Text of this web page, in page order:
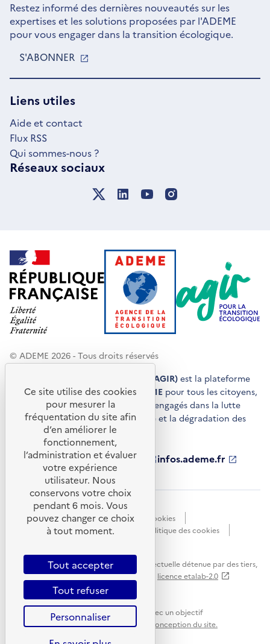
Restez informé des dernières nouveautés sur les
expertises et les solutions proposées par l'ADEME
pour vous engager dans la transition écologique.
S'ABONNER
UNE
Liens utiles
Aide et contact
Flux RSS
Qui sommes-nous ?
Réseaux sociaux
© ADEME 2026 - Tous droits réservés
Agir pour la transition écologique (AGIR) est la plateforme
de conseils et de services de l'ADEME pour tous les citoyens,
acteurs économiques et territoires engagés dans la lutte
contre le réchauffement climatique et la dégradation des
ressources.
ademe.fr
S'ouvre
nouvelle
fenêtre
librairie.ademe.fr
S'ouvre
dans
une
nouvelle
fenêtre
infos.ademe.fr
S'ouvre
nouvelle
ademe.fr/presse
S'ouvre
nouvelle
fenêtre
Accessibilité : non conforme
Données personnelles
Gestion des cookies
Mentions légales
Plan du site
Politique des cookies
dans
nouvelle
Sauf mention explicite de propriété intellectuelle détenue par des tiers,
les contenus de ce site sont proposés sous licence etalab-2.0
Ce site internet est pensé et développé avec un objectif
d'écoconception.En savoir plus sur l'écoconception du site.
Ce site utilise des cookies
pour mesurer la
fréquentation du site afin
d’en améliorer le
fonctionnement,
l’administration et évaluer
votre expérience
utilisateur. Nous
conservons votre choix
pendant 6 mois. Vous
pouvez changer ce choix
à tout moment.
Tout accepter
Tout refuser
Personnaliser